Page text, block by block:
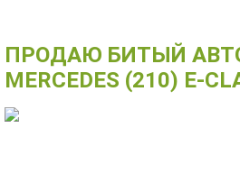
ПРОДАЮ БИТЫЙ
MERCEDES (210) E-